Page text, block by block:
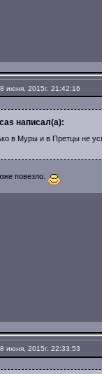
8 июня, 2015г. 21:42:16
написал(а):
в Муры и в Претцы не
повезло.
8 июня, 2015г. 22:33:53